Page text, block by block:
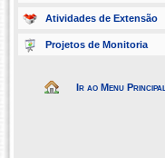
Atividades de Extensão
Projetos de Monitoria
Ir ao Menu Principal